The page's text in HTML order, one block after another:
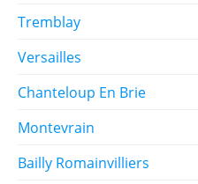
Tremblay
Versailles
Chanteloup En Brie
Montevrain
Bailly Romainvilliers